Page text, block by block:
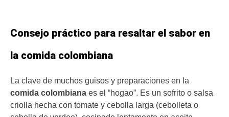
Consejo práctico para resaltar el sabor en
la comida colombiana
La clave de muchos guisos y preparaciones en la
comida colombiana es el “hogao”. Es un sofrito o salsa
criolla hecha con tomate y cebolla larga (cebolleta o